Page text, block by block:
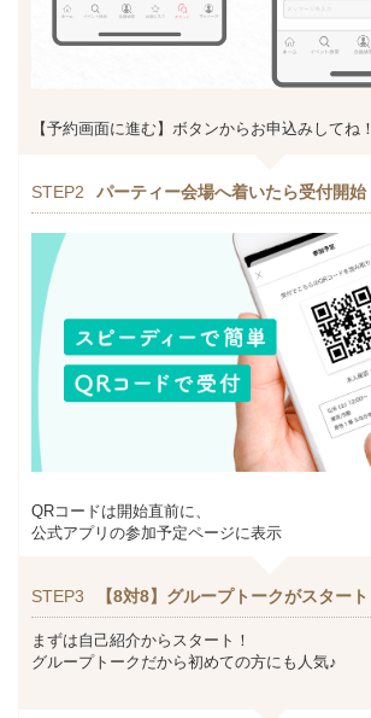
【予約画面に進む】ボタンからお申込みしてね！
STEP2 パーティー会場へ着いたら受付開始
QRコードは開始直前に、
公式アプリの参加予定ページに表示
STEP3 【8対8】グループトークがスタート
まずは自己紹介からスタート！
グループトークだから初めての方にも人気♪